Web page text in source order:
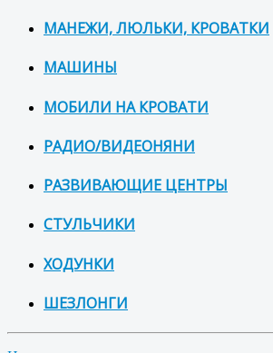
МАНЕЖИ, ЛЮЛЬКИ, КРОВАТКИ
МАШИНЫ
МОБИЛИ НА КРОВАТИ
РАДИО/ВИДЕОНЯНИ
РАЗВИВАЮЩИЕ ЦЕНТРЫ
СТУЛЬЧИКИ
ХОДУНКИ
ШЕЗЛОНГИ